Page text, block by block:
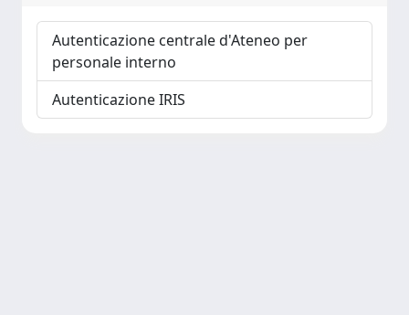
Autenticazione centrale d'Ateneo per
personale interno
Autenticazione IRIS